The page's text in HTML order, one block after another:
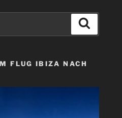
FLUG IBIZA NACH